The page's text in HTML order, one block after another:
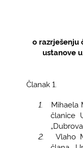
o razrješenju
ustanove
Članak 1.
1.
Mihaela
članice
2.
Vlaho